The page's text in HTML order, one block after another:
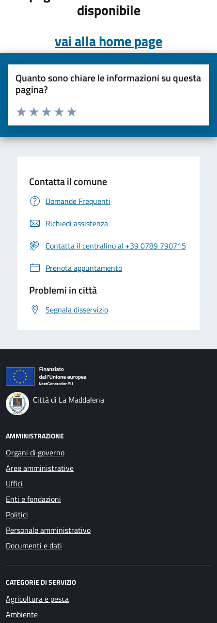
disponibile
vai alla home page
Quanto sono chiare le informazioni su questa
pagina?
Valuta da 1 a 5 stelle la pagina
Valuta 5 stelle su 5
Valuta 4 stelle su 5
Valuta 3 stelle su 5
Valuta 2 stelle su 5
Valuta una stella su 5
Contatta il comune
Domande Frequenti
Richiedi assistenza
Contatta il centralino al +39 0789 790715
Prenota appuntamento
Problemi in città
Segnala disservizio
Città di La Maddalena
AMMINISTRAZIONE
Organi di governo
Aree amministrative
Uffici
Enti e fondazioni
Politici
Personale amministrativo
Documenti e dati
CATEGORIE DI SERVIZIO
Agricoltura e pesca
Ambiente